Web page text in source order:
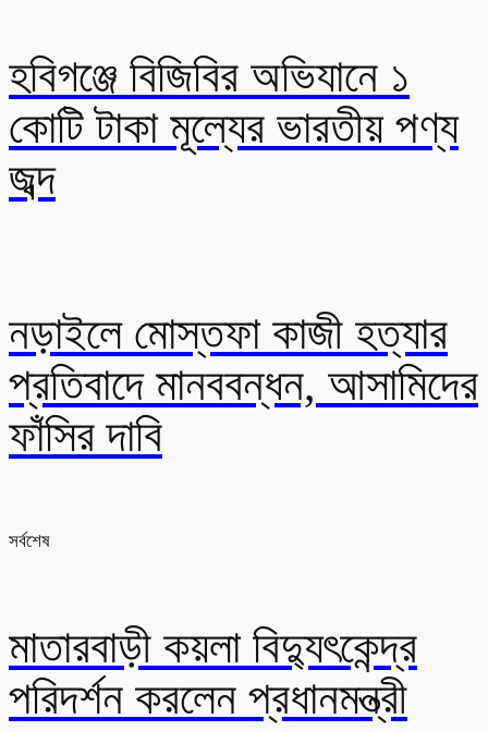
হবিগঞ্জে বিজিবির অভিযানে ১
কোটি টাকা মূল্যের ভারতীয় পণ্য
জব্দ
নড়াইলে মোস্তফা কাজী হত্যার
প্রতিবাদে মানববন্ধন, আসামিদের
ফাঁসির দাবি
সর্বশেষ
মাতারবাড়ী কয়লা বিদ্যুৎকেন্দ্র
পরিদর্শন করলেন প্রধানমন্ত্রী